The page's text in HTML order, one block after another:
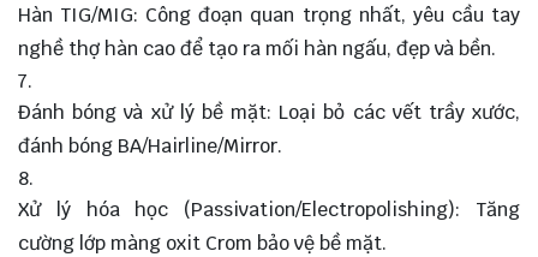
Hàn TIG/MIG: Công đoạn quan trọng nhất, yêu cầu tay
nghề thợ hàn cao để tạo ra mối hàn ngấu, đẹp và bền.
Đánh bóng và xử lý bề mặt: Loại bỏ các vết trầy xước,
đánh bóng BA/Hairline/Mirror.
Xử lý hóa học (Passivation/Electropolishing): Tăng
cường lớp màng oxit Crom bảo vệ bề mặt.